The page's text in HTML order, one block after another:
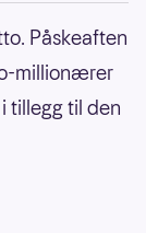
Påskeaften
millionærer
tillegg til den